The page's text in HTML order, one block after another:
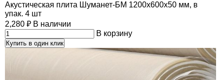
Акустическая плита Шуманет-БМ 1200х600х50 мм, в
упак. 4 шт
2,280 ₽ В наличии
В корзину
Купить в один клик